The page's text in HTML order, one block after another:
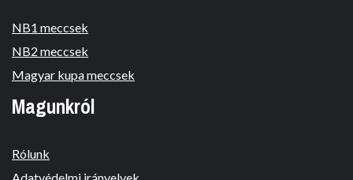
NB1 meccsek
NB2 meccsek
Magyar kupa meccsek
Magunkról
Rólunk